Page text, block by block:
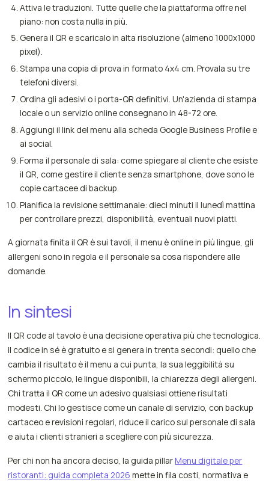
Attiva le traduzioni. Tutte quelle che la piattaforma offre nel
piano: non costa nulla in più.
Genera il QR e scaricalo in alta risoluzione (almeno 1000x1000
pixel).
Stampa una copia di prova in formato 4x4 cm. Provala su tre
telefoni diversi.
Ordina gli adesivi o i porta-QR definitivi. Un'azienda di stampa
locale o un servizio online consegnano in 48-72 ore.
Aggiungi il link del menu alla scheda Google Business Profile e
ai social.
Forma il personale di sala: come spiegare al cliente che esiste
il QR, come gestire il cliente senza smartphone, dove sono le
copie cartacee di backup.
Pianifica la revisione settimanale: dieci minuti il lunedì mattina
per controllare prezzi, disponibilità, eventuali nuovi piatti.
A giornata finita il QR è sui tavoli, il menu è online in più lingue, gli
allergeni sono in regola e il personale sa cosa rispondere alle
domande.
In sintesi
Il QR code al tavolo è una decisione operativa più che tecnologica.
Il codice in sé è gratuito e si genera in trenta secondi: quello che
cambia il risultato è il menu a cui punta, la sua leggibilità su
schermo piccolo, le lingue disponibili, la chiarezza degli allergeni.
Chi tratta il QR come un adesivo qualsiasi ottiene risultati
modesti. Chi lo gestisce come un canale di servizio, con backup
cartaceo e revisioni regolari, riduce il carico sul personale di sala
e aiuta i clienti stranieri a scegliere con più sicurezza.
Per chi non ha ancora deciso, la guida pillar Menu digitale per
ristoranti: guida completa 2026 mette in fila costi, normativa e